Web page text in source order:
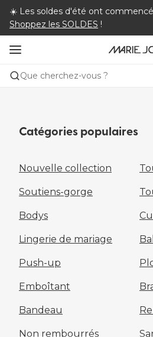
☀️ Les soldes d'été ont
Shoppez les SOLDES !
Que cherchez-vous ?
Catégories populaires
Nouvelle collection
Soutiens-gorge
Bodys
Lingerie de mariage
Push-up
Emboîtant
Bandeau
Non rembourrés